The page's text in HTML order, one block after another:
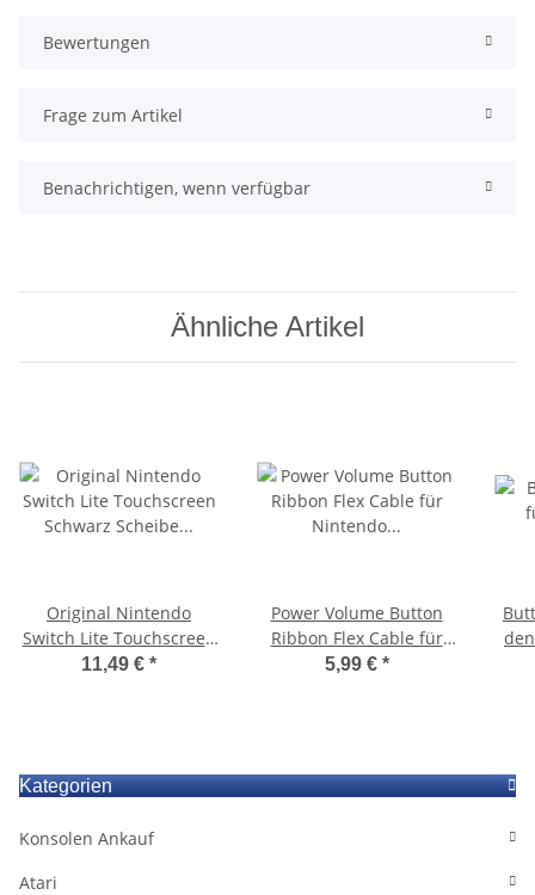
Bewertungen
Frage zum Artikel
Benachrichtigen, wenn verfügbar
Ähnliche Artikel
Original Nintendo
Switch Lite Touchscreen
Schwarz Scheibe
11,49 € *
Power Volume Button
Ribbon Flex Cable für
Nintendo Switch Lite
5,99 € *
Kategorien
Konsolen Ankauf
Atari